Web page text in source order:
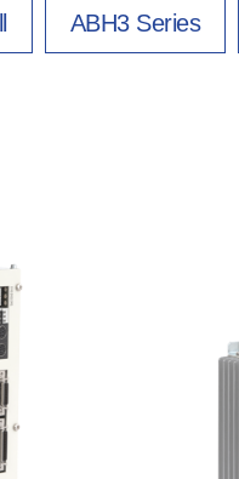
ABH3 Series